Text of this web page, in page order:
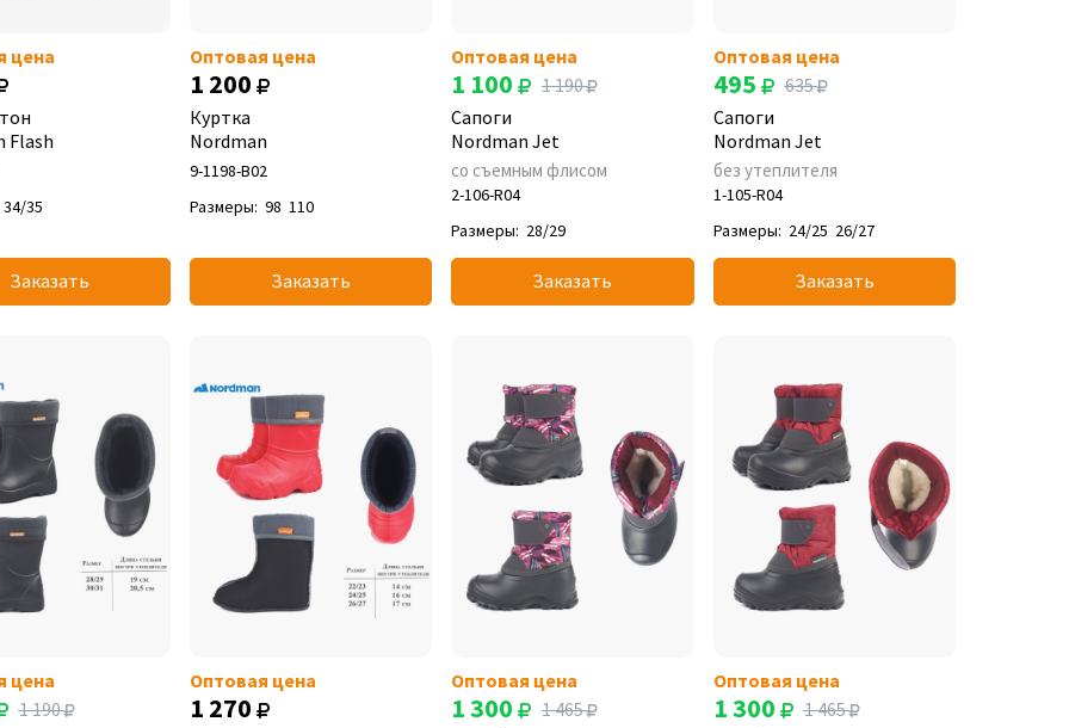
цена
Flash
34/35
Заказать
Оптовая цена
1 200
Куртка
Nordman
9-1198-B02
Размеры: 98 110
Заказать
Оптовая цена
1 100
1 190
Сапоги
Nordman Jet
со съемным флисом
2-106-R04
Размеры: 28/29
Заказать
Оптовая цена
495
635
Сапоги
Nordman Jet
без утеплителя
1-105-R04
Размеры: 24/25 26/27
Заказать
цена
1 190
Оптовая цена
1 270
Оптовая цена
1 300
1 465
Оптовая цена
1 300
1 465